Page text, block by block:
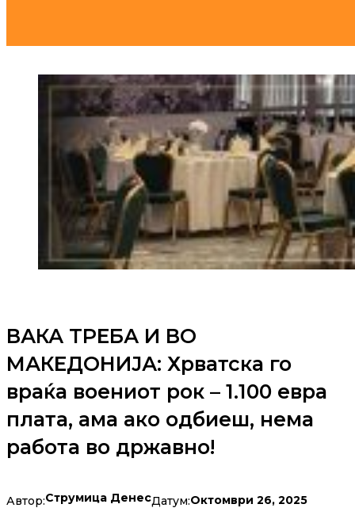
ВАКА ТРЕБА И ВО
МАКЕДОНИЈА: Хрватска го
враќа воениот рок – 1.100 евра
плата, ама ако одбиеш, нема
работа во државно!
Автор:Струмица ДенесДатум:Октомври 26, 2025